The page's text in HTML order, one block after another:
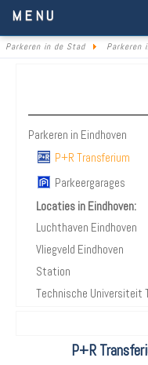
MENU
Parkeren in de Stad Parkeren
Parkeren in Eindhoven
P+R Transferium
Parkeergarages
Locaties in Eindhoven:
Luchthaven Eindhoven
Vliegveld Eindhoven
Station
Technische Universiteit
P+R